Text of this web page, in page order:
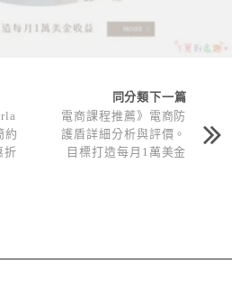
約
折
同分類下一篇
電商課程推薦》電商防
護盾詳細分析與評價。
目標打造每月1萬美金